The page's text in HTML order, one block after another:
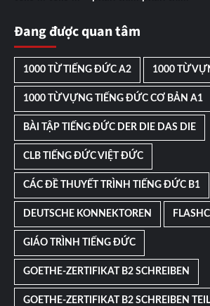
Đang được quan tâm
1000 TỪ TIẾNG ĐỨC A2 1000 TỪ
1000 TỪ VỰNG TIẾNG ĐỨC CƠ BẢN A1
BÀI TẬP TIẾNG ĐỨC DER DIE DAS DIE
CLB TIẾNG ĐỨC VIỆT ĐỨC
CÁC ĐỀ THUYẾT TRÌNH TIẾNG ĐỨC B1
DEUTSCHE KONNEKTOREN
GIÁO TRÌNH TIẾNG ĐỨC
GOETHE-ZERTIFIKAT B2 SCHREIBEN
GOETHE-ZERTIFIKAT B2 SCHREIBEN